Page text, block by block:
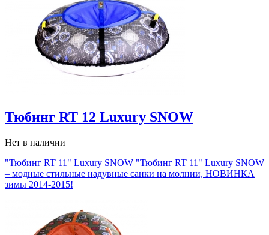
Тюбинг RT 12 Luxury SNOW
Нет в наличии
"Тюбинг RT 11" Luxury SNOW "Тюбинг RT 11" Luxury SNOW
– модные стильные надувные санки на молнии, НОВИНКА
зимы 2014-2015!